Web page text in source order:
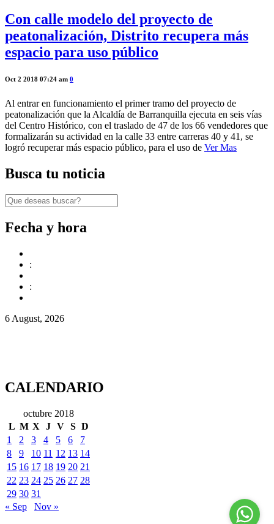
Con calle modelo del proyecto de
peatonalización, Distrito recupera más
espacio para uso público
Oct 2 2018 07:24 am 0
Al entrar en funcionamiento el primer tramo del proyecto de
peatonalización que la Alcaldía de Barranquilla ejecuta en seis vías
del Centro Histórico, con el traslado de 47 de los 66 vendedores que
formalizarán su actividad en la calle 33 entre carreras 40 y 41, se
logró recuperar más espacio público, para el uso de Ver Mas
Busca tu noticia
Fecha y hora
:
:
6 August, 2026
CALENDARIO
octubre 2018
L M X J V S D
1
2 3 4 5 6
7
8
9 10 11 12 13 14
15 16 17 18 19 20 21
22 23 24 25 26 27 28
29 30 31
« Sep
Nov »